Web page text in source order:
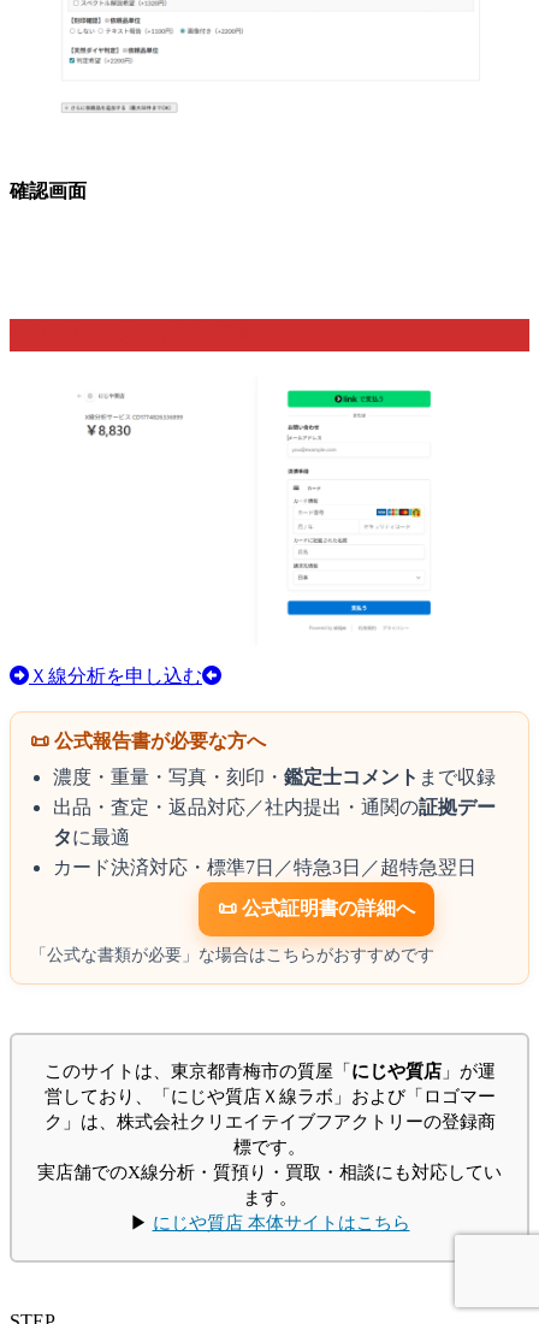
確認画面
Ｘ線分析を申し込む
📜 公式報告書が必要な方へ
濃度・重量・写真・刻印・鑑定士コメント まで収録
出品・査定・返品対応／社内提出・通関の証拠デー
タに最適
カード決済対応・標準7日／特急3日／超特急翌日
📜 公式証明書の詳細へ
「公式な書類が必要」な場合はこちらがおすすめです
このサイトは、東京都青梅市の質屋「にじや質店」が運
営しており、「にじや質店Ｘ線ラボ」および「ロゴマー
ク」は、株式会社クリエイテイブフアクトリーの登録商
標です。
実店舗でのX線分析・質預り・買取・相談にも対応してい
ます。
▶ にじや質店 本体サイトはこちら